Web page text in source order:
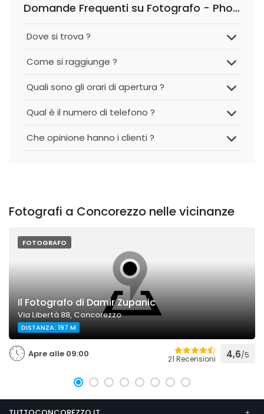
Domande Frequenti su Fotografo - Photopiù Studio
Dove si trova ?
Come si raggiunge ?
Quali sono gli orari di apertura ?
Qual è il numero di telefono ?
Che opinione hanno i clienti ?
Fotografi a Concorezzo nelle vicinanze
FOTOGRAFO
Il Fotografo di Damir Zupanic
Via Libertà 88, Concorezzo
DISTANZA: 197 M
Apre alle 09:00 21 Recensioni 4,6/5